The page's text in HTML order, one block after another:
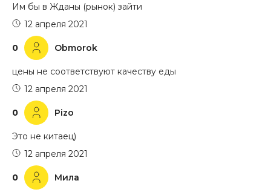
Им бы в Жданы (рынок) зайти
0 Obmorok
12 апреля 2021
цены не соответствуют качеству еды
0 Pizo
12 апреля 2021
Это не китаец)
0 Мила
12 апреля 2021